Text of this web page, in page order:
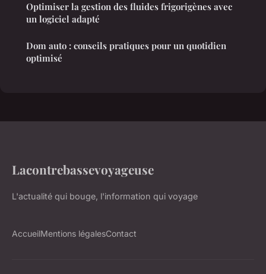
Optimiser la gestion des fluides frigorigènes avec
un logiciel adapté
Dom auto : conseils pratiques pour un quotidien
optimisé
Lacontrebassevoyageuse
L'actualité qui bouge, l'information qui voyage
AccueilMentions légalesContact